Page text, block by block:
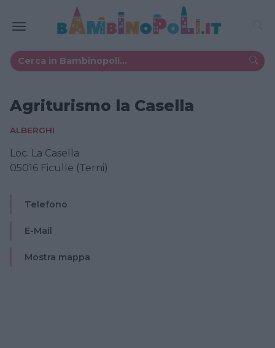
Agriturismo la Casella
ALBERGHI
Loc. La Casella
05016 Ficulle (Terni)
Telefono
E-Mail
Mostra mappa